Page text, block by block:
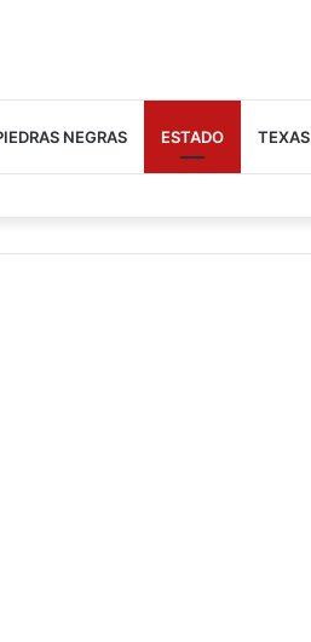
NEGRAS ESTADO TEXAS